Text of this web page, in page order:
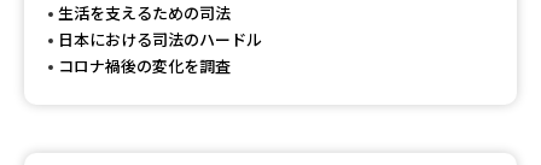
大学で学べる内容や特徴を調べる
生活を支えるための司法
日本における司法のハードル
コロナ禍後の変化を調査